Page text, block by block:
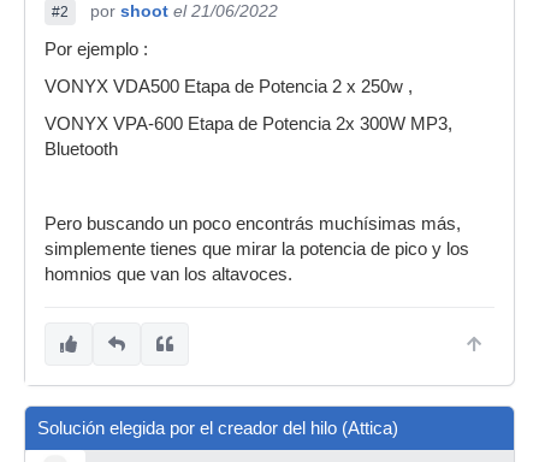
#2 por shoot el 21/06/2022
Por ejemplo :
VONYX VDA500 Etapa de Potencia 2 x 250w ,
VONYX VPA-600 Etapa de Potencia 2x 300W MP3,
Bluetooth
Pero buscando un poco encontrás muchísimas más,
simplemente tienes que mirar la potencia de pico y los
homnios que van los altavoces.
Solución elegida por el creador del hilo (Attica)